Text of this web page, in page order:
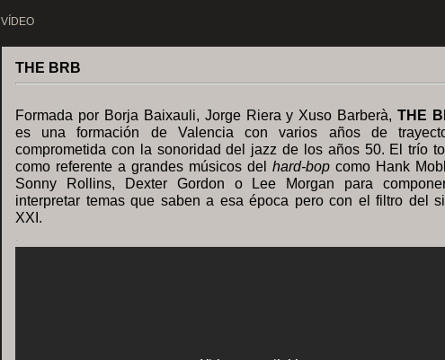
VÍDEO
THE BRB
Formada por Borja Baixauli, Jorge Riera y Xuso Barberà,THE
es una formación de Valencia con varios años de
comprometida con la sonoridad del jazz de los años 50. El trío
como referente a grandes músicos del hard-bop como Hank
Sonny Rollins, Dexter Gordon o Lee Morgan para
interpretar temas que saben a esa época pero con el filtro del
XXI.
.